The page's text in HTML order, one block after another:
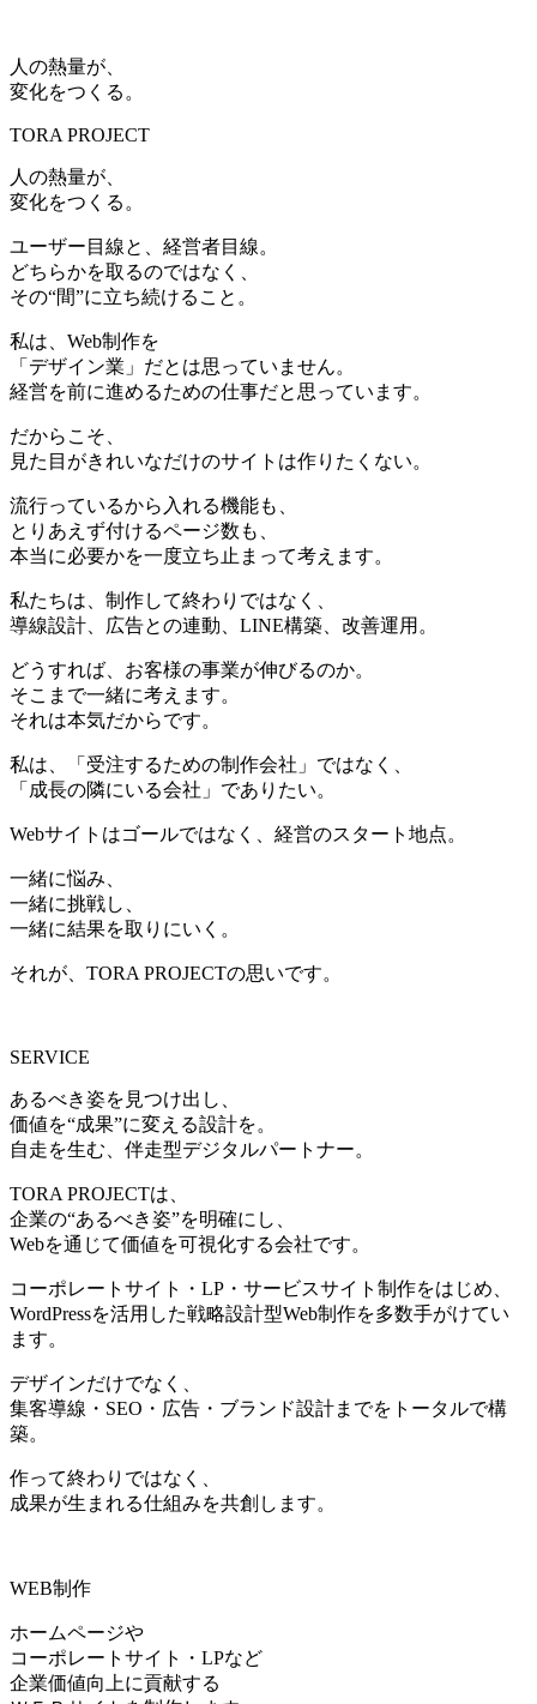
人の熱量が、
変化をつくる。
TORA PROJECT
人の熱量が、
変化をつくる。
ユーザー目線と、経営者目線。
どちらかを取るのではなく、
その“間”に立ち続けること。
私は、Web制作を
「デザイン業」だとは思っていません。
経営を前に進めるための仕事だと思っています。
だからこそ、
見た目がきれいなだけのサイトは作りたくない。
流行っているから入れる機能も、
とりあえず付けるページ数も、
本当に必要かを一度立ち止まって考えます。
私たちは、制作して終わりではなく、
導線設計、広告との連動、LINE構築、改善運用。
どうすれば、お客様の事業が伸びるのか。
そこまで一緒に考えます。
それは本気だからです。
私は、「受注するための制作会社」ではなく、
「成長の隣にいる会社」でありたい。
Webサイトはゴールではなく、経営のスタート地点。
一緒に悩み、
一緒に挑戦し、
一緒に結果を取りにいく。
それが、TORA PROJECTの思いです。
SERVICE
あるべき姿を見つけ出し、
価値を“成果”に変える設計を。
自走を生む、伴走型デジタルパートナー。
TORA PROJECTは、
企業の“あるべき姿”を明確にし、
Webを通じて価値を可視化する会社です。
コーポレートサイト・LP・サービスサイト制作をはじめ、
WordPressを活用した戦略設計型Web制作を多数手がけてい
ます。
デザインだけでなく、
集客導線・SEO・広告・ブランド設計までをトータルで構
築。
作って終わりではなく、
成果が生まれる仕組みを共創します。
WEB制作
ホームページや
コーポレートサイト・LPなど
企業価値向上に貢献する